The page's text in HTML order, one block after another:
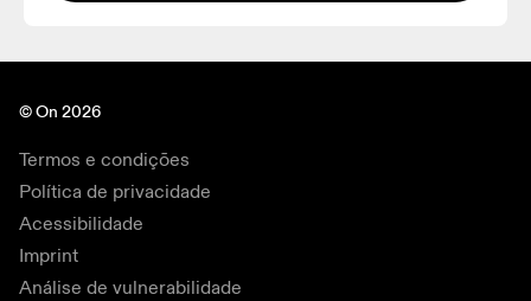
© On 2026
Termos e condições
Política de privacidade
Acessibilidade
Imprint
Análise de vulnerabilidade